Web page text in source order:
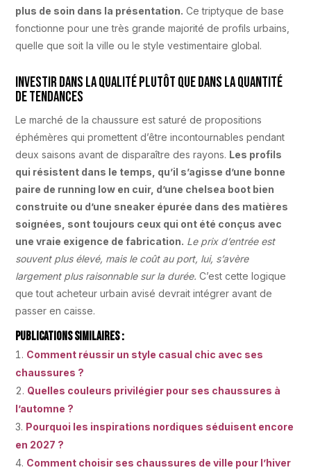
plus de soin dans la présentation. Ce triptyque de base
fonctionne pour une très grande majorité de profils urbains,
quelle que soit la ville ou le style vestimentaire global.
Investir dans la qualité plutôt que dans la quantité
de tendances
Le marché de la chaussure est saturé de propositions
éphémères qui promettent d’être incontournables pendant
deux saisons avant de disparaître des rayons. Les profils
qui résistent dans le temps, qu’il s’agisse d’une bonne
paire de running low en cuir, d’une chelsea boot bien
construite ou d’une sneaker épurée dans des matières
soignées, sont toujours ceux qui ont été conçus avec
une vraie exigence de fabrication. Le prix d’entrée est
souvent plus élevé, mais le coût au port, lui, s’avère
largement plus raisonnable sur la durée. C’est cette logique
que tout acheteur urbain avisé devrait intégrer avant de
passer en caisse.
Publications Similaires :
Comment réussir un style casual chic avec ses
chaussures ?
Quelles couleurs privilégier pour ses chaussures à
l’automne ?
Pourquoi les inspirations nordiques séduisent encore
en 2027 ?
Comment choisir ses chaussures de ville pour l’hiver